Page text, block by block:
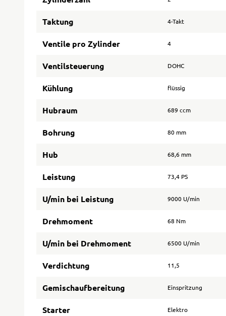
Taktung 4-Takt
Ventile pro Zylinder 4
Ventilsteuerung DOHC
Kühlung flüssig
Hubraum 689 ccm
Bohrung 80 mm
Hub 68,6 mm
Leistung 73,4 PS
U/min bei Leistung 9000 U/min
Drehmoment 68 Nm
U/min bei Drehmoment 6500 U/min
Verdichtung 11,5
Gemischaufbereitung Einspritzung
Starter Elektro